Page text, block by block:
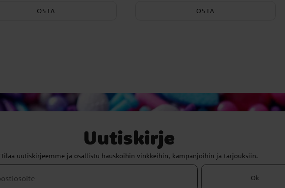
OSTA OSTA
Uutiskirje
Tilaa uutiskirjeemme ja osallistu hauskoihin vinkkeihin, kampanjoihin ja tarjouksiin.
Ok